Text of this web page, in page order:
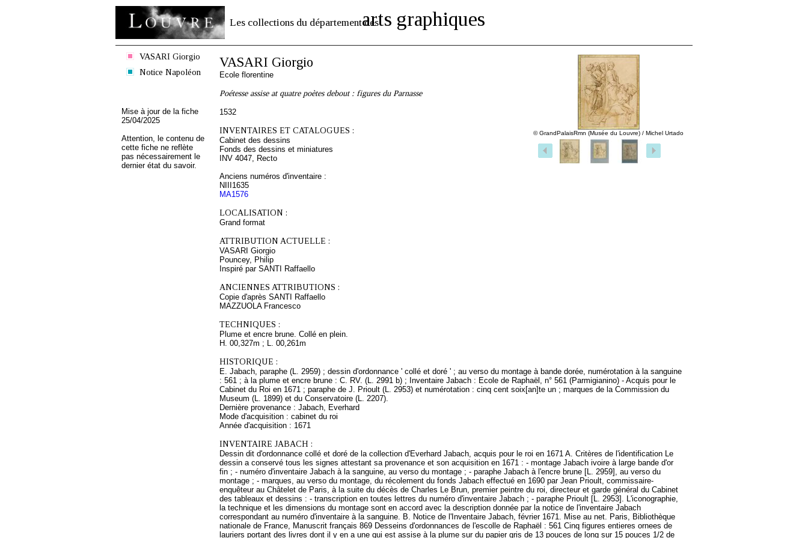
Les collections du département desarts graphiques
VASARI Giorgio
Notice Napoléon
Mise à jour de la fiche
25/04/2025
Attention, le contenu de
cette fiche ne reflète
pas nécessairement le
dernier état du savoir.
© GrandPalaisRmn (Musée du Louvre) / Michel Urtado
VASARI Giorgio
Ecole florentine
Poétesse assise at quatre poètes debout : figures du Parnasse
1532
INVENTAIRES ET CATALOGUES :
Cabinet des dessins
Fonds des dessins et miniatures
INV 4047, Recto
Anciens numéros d'inventaire :
NIII1635
MA1576
LOCALISATION :
Grand format
ATTRIBUTION ACTUELLE :
VASARI Giorgio
Pouncey, Philip
Inspiré par SANTI Raffaello
ANCIENNES ATTRIBUTIONS :
Copie d'après SANTI Raffaello
MAZZUOLA Francesco
TECHNIQUES :
Plume et encre brune. Collé en plein.
H. 00,327m ; L. 00,261m
HISTORIQUE :
E. Jabach, paraphe (L. 2959) ; dessin d'ordonnance ' collé et doré ' ; au verso du montage à bande dorée, numérotation à la sanguine
: 561 ; à la plume et encre brune : C. RV. (L. 2991 b) ; Inventaire Jabach : Ecole de Raphaël, n° 561 (Parmigianino) - Acquis pour le
Cabinet du Roi en 1671 ; paraphe de J. Prioult (L. 2953) et numérotation : cinq cent soix[an]te un ; marques de la Commission du
Museum (L. 1899) et du Conservatoire (L. 2207).
Dernière provenance : Jabach, Everhard
Mode d'acquisition : cabinet du roi
Année d'acquisition : 1671
INVENTAIRE JABACH :
Dessin dit d'ordonnance collé et doré de la collection d'Everhard Jabach, acquis pour le roi en 1671 A. Critères de l'identification Le
dessin a conservé tous les signes attestant sa provenance et son acquisition en 1671 : - montage Jabach ivoire à large bande d'or
fin ; - numéro d'inventaire Jabach à la sanguine, au verso du montage ; - paraphe Jabach à l'encre brune [L. 2959], au verso du
montage ; - marques, au verso du montage, du récolement du fonds Jabach effectué en 1690 par Jean Prioult, commissaire-
enquêteur au Châtelet de Paris, à la suite du décès de Charles Le Brun, premier peintre du roi, directeur et garde général du Cabinet
des tableaux et dessins : - transcription en toutes lettres du numéro d'inventaire Jabach ; - paraphe Prioult [L. 2953]. L'iconographie,
la technique et les dimensions du montage sont en accord avec la description donnée par la notice de l'inventaire Jabach
correspondant au numéro d'inventaire à la sanguine. B. Notice de l'Inventaire Jabach, février 1671. Mise au net. Paris, Bibliothèque
nationale de France, Manuscrit français 869 Desseins d'ordonnances de l'escolle de Raphaël : 561 Cinq figures entieres ornees de
lauriers portant des livres dont il y en a une qui est assise à la plume sur du papier gris de 13 pouces de long sur 15 pouces 1/2 de